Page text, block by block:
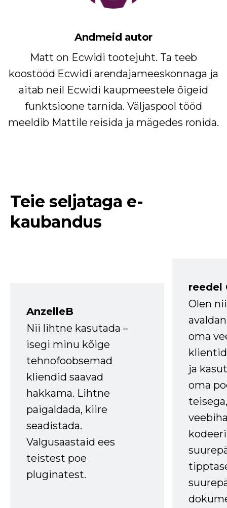
Andmeid autor
Matt on Ecwidi tootejuht. Ta teeb
koostööd Ecwidi arendajameeskonnaga ja
aitab neil Ecwidi kaupmeestele õigeid
funktsioone tarnida. Väljaspool tööd
meeldib Mattile reisida ja mägedes ronida.
Teie seljataga e-
kaubandus
AnzelleB
Nii lihtne kasutada –
isegi minu kõige
tehnofoobsemad
kliendid saavad
hakkama. Lihtne
paigaldada, kiire
seadistada.
Valgusaastaid ees
teistest poe
pluginatest.
reedel
Olen
oma
ja
oma